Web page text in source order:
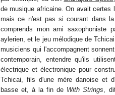
de musique africaine. On avait certes
mais ce n'est pas si courant dans la
comprends mon ami saxophoniste
aylerien, et le jeu mélodique de
musiciens qui l'accompagnent
contemporain, entendre qu'ils
électrique et électronique pour
Tchicai, fils d'une mère danoise et
basse et, à la fin de With Strings ,